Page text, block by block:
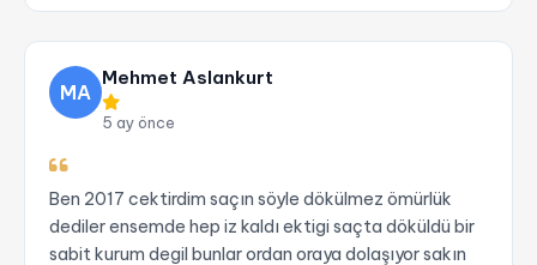
MA
Mehmet Aslankurt
5 ay önce
Ben 2017 cektirdim saçın söyle dökülmez ömürlük
dediler ensemde hep iz kaldı ektigi saçta döküldü bir
sabit kurum degil bunlar ordan oraya dolaşıyor sakın